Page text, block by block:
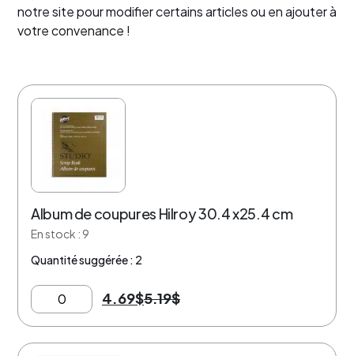
notre site pour modifier certains articles ou en ajouter à
votre convenance !
10% de rabais
Album de coupures Hilroy 30.4 x25.4 cm
En stock : 9
Quantité suggérée : 2
4.69$5.19$